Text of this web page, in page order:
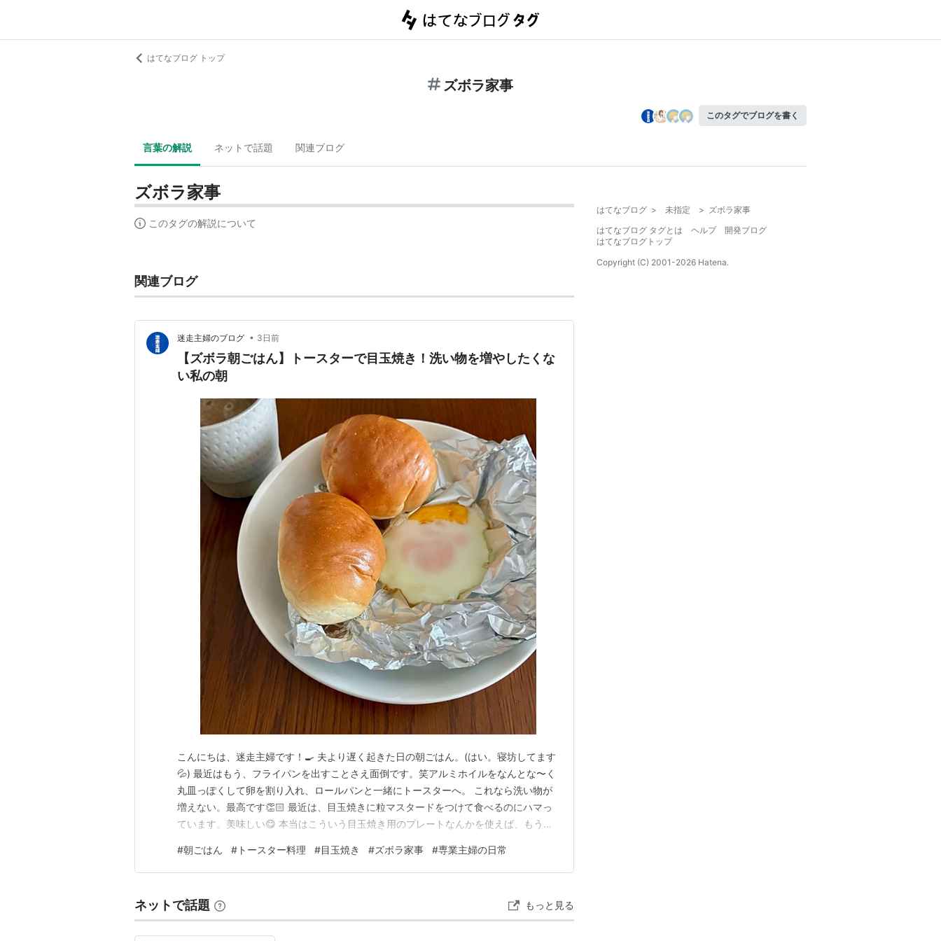
はてなブログ トップ
ズボラ家事
このタグでブログを書く
言葉の解説 ネットで話題 関連ブログ
ズボラ家事
このタグの解説について
関連ブログ
迷走主婦のブログ • 3日前
【ズボラ朝ごはん】トースターで目玉焼き！洗い物を増やしたくな
い私の朝
こんにちは、迷走主婦です！🍳 夫より遅く起きた日の朝ごはん。(はい。寝坊してます
💦) 最近はもう、フライパンを出すことさえ面倒です。笑アルミホイルをなんとな〜く
丸皿っぽくして卵を割り入れ、ロールパンと一緒にトースターへ。 これなら洗い物が
増えない。最高です👏🏻 最近は、目玉焼きに粒マスタードをつけて食べるのにハマっ
ています。美味しい😋 本当はこういう目玉焼き用のプレートなんかを使えば、もう少
的にこちらが勝ちます。 相変わらずトースターも汚いですが、毎日見ていると何とも
思わなくなりました。笑 どうやってもオシャレに…
#朝ごはん # トースター料理 #目玉焼き #ズボラ家事 #専業主婦の日常
ネットで話題 もっと見る
はてなブログ > 未指定 > ズボラ家事
はてなブログ タグとは
ヘルプ
開発ブログ
はてなブログトップ
Copyright (C) 2001-2026 Hatena.